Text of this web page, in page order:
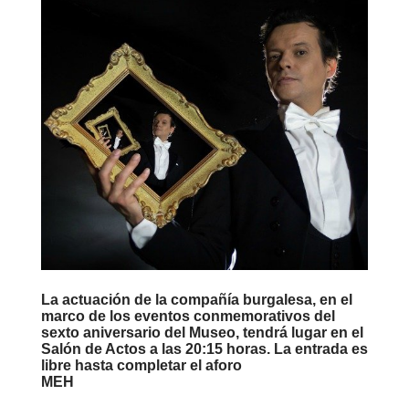
La actuación de la compañía burgalesa, en el
marco de los eventos conmemorativos del
sexto aniversario del Museo, tendrá lugar en el
Salón de Actos a las 20:15 horas. La entrada es
libre hasta completar el aforo
MEH